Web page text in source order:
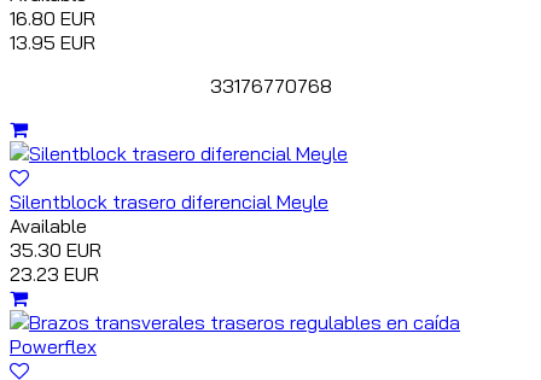
16.80 EUR
13.95 EUR
33176770768
Silentblock trasero diferencial Meyle
Available
35.30 EUR
23.23 EUR